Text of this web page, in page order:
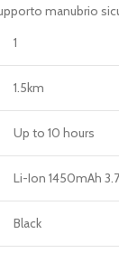
manubrio
1
1.5km
Up to 10 hours
Li-Ion 1450mAh
Black